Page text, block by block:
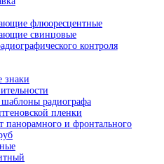
Nexcope
Nikon
стереомикроскопы
Nexcope
Nikon
микроскопы
микроскопы
микроскопы Nexcope
микроскопы Nikon